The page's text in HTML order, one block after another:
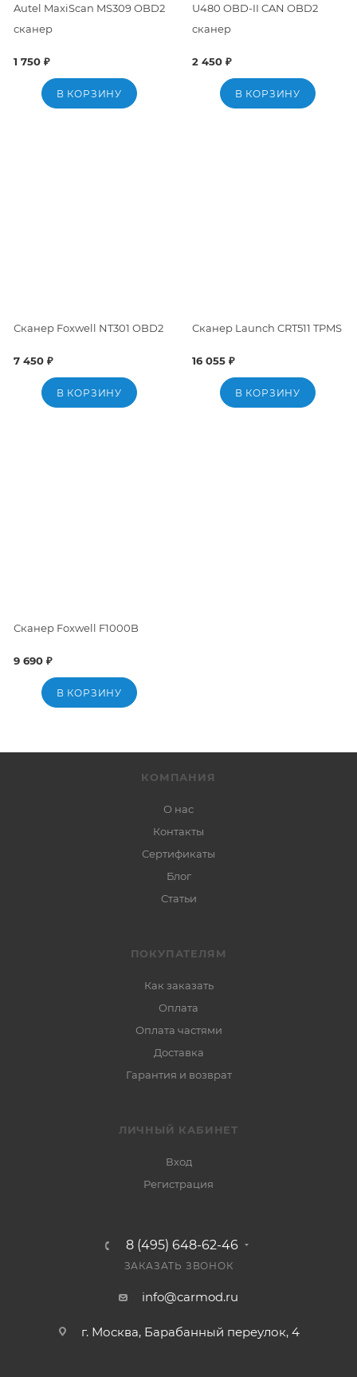
Autel MaxiScan MS309 OBD2
сканер
1 750 ₽
В КОРЗИНУ
U480 OBD-II CAN OBD2
сканер
2 450 ₽
В КОРЗИНУ
Сканер Foxwell NT301 OBD2
7 450 ₽
В КОРЗИНУ
Сканер Launch CRT511 TPMS
16 055 ₽
В КОРЗИНУ
Сканер Foxwell F1000B
9 690 ₽
В КОРЗИНУ
КОМПАНИЯ
О нас
Контакты
Сертификаты
Блог
Статьи
ПОКУПАТЕЛЯМ
Как заказать
Оплата
Оплата частями
Доставка
Гарантия и возврат
ЛИЧНЫЙ КАБИНЕТ
Вход
Регистрация
8 (495) 648-62-46
ЗАКАЗАТЬ ЗВОНОК
info@carmod.ru
г. Москва, Барабанный переулок, 4